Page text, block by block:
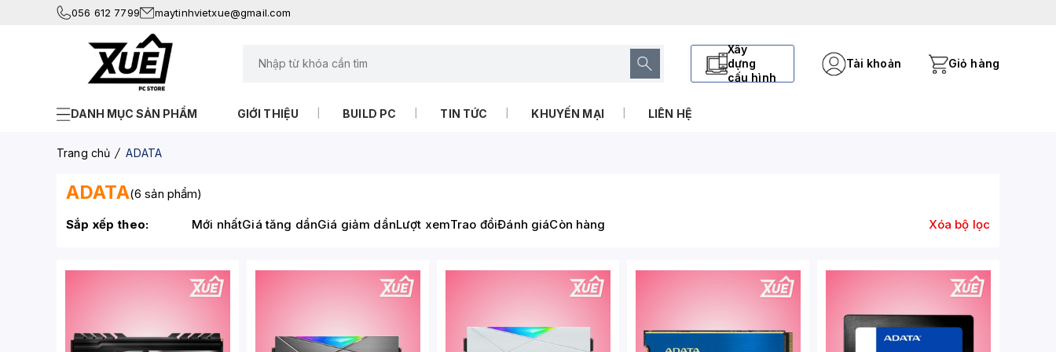
056 612 7799 maytinhvietxue@gmail.com
Xây
dựng
cấu hình
Tài khoản Giỏ hàng
DANH MỤC SẢN PHẨM GIỚI THIỆU BUILD PC TIN TỨC KHUYẾN MẠI LIÊN HỆ
Trang chủ ADATA
ADATA(6 sản phẩm)
Sắp xếp theo: Mới nhấtGiá tăng dầnGiá giảm dầnLượt xemTrao đổiĐánh giáCòn hàng Xóa bộ lọc